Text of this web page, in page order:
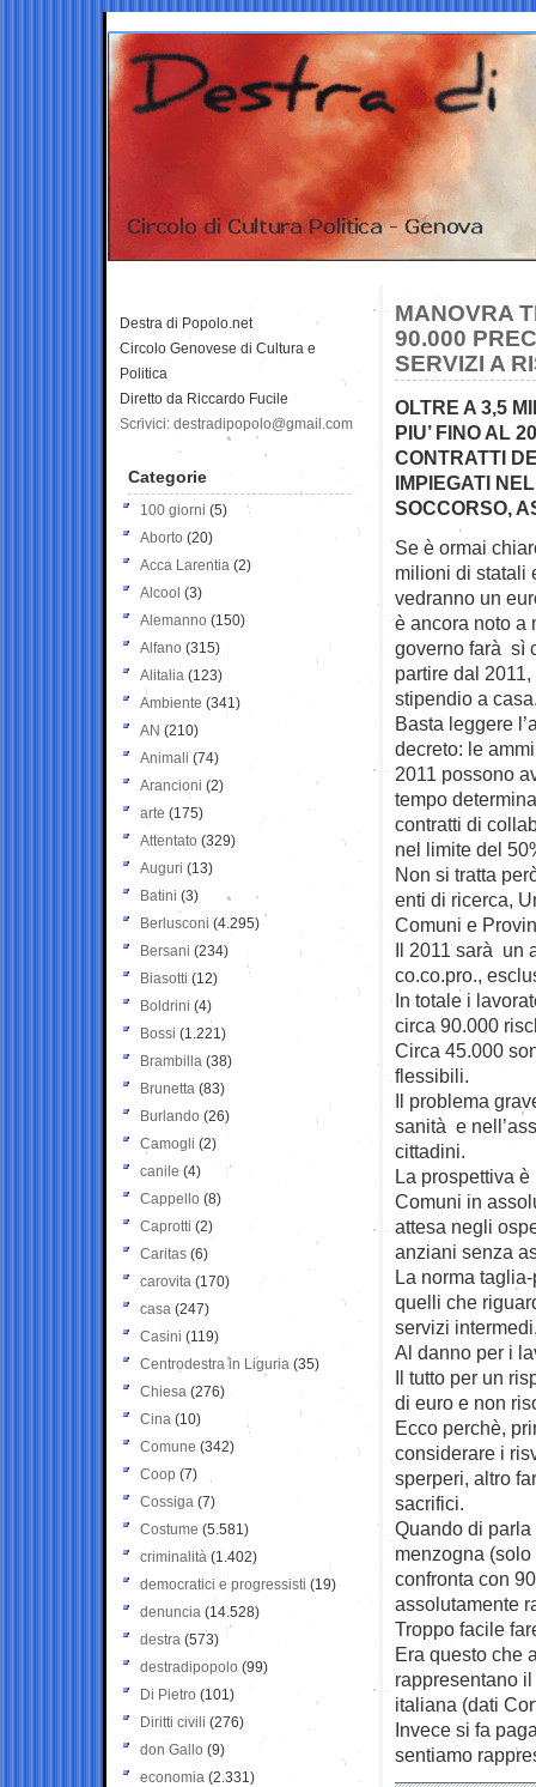
MANOVRA
90.000
SERVIZI A
OLTRE A 3,5
PIU’ FINO AL
CONTRATTI
IMPIEGATI
SOCCORSO,
Se è ormai
milioni di statali
vedranno un
è ancora noto a
governo farà sì
partire dal
stipendio a
Basta leggere
decreto: le
2011 possono
tempo
contratti di
nel limite del
Non si tratta
enti di ricerca,
Comuni e
Il 2011 sarà un
co.co.pro.,
In totale i
circa 90.000
Circa 45.000
flessibili.
Il problema
sanità e
cittadini.
La prospettiva
Comuni in
attesa negli
anziani senza
La norma
quelli che
servizi
Al danno per i
Il tutto per un
di euro e non
Ecco perchè,
considerare i
sperperi, altro
sacrifici.
Quando di
menzogna
confronta con
assolutamente
Troppo facile
Era questo che
rappresentano
italiana (dati
Invece si fa
sentiamo
Destra di Popolo.net
Circolo Genovese di Cultura e
Politica
Diretto da Riccardo Fucile
Scrivici: destradipopolo@gmail.com
Categorie
100 giorni (5)
Aborto (20)
Acca Larentia (2)
Alcool (3)
Alemanno (150)
Alfano (315)
Alitalia (123)
Ambiente (341)
AN (210)
Animali (74)
Arancioni (2)
arte (175)
Attentato (329)
Auguri (13)
Batini (3)
Berlusconi (4.295)
Bersani (234)
Biasotti (12)
Boldrini (4)
Bossi (1.221)
Brambilla (38)
Brunetta (83)
Burlando (26)
Camogli (2)
canile (4)
Cappello (8)
Caprotti (2)
Caritas (6)
carovita (170)
casa (247)
Casini (119)
Centrodestra in Liguria (35)
Chiesa (276)
Cina (10)
Comune (342)
Coop (7)
Cossiga (7)
Costume (5.581)
criminalità (1.402)
democratici e progressisti (19)
denuncia (14.528)
destra (573)
destradipopolo (99)
Di Pietro (101)
Diritti civili (276)
don Gallo (9)
economia (2.331)